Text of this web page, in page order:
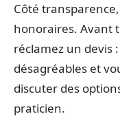
Côté
honoraires. Avant
réclamez un devis
désagréables et
discuter des
praticien.